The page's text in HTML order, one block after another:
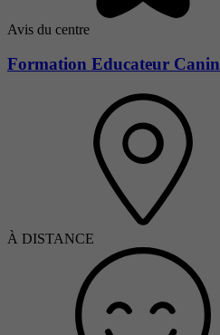
Avis du centre
Formation Educateur Canin
À DISTANCE